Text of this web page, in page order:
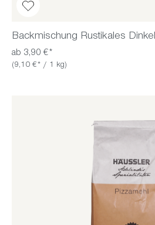
Backmischung Rustikales
ab 3,90 €*
(9,10 €* / 1 kg)